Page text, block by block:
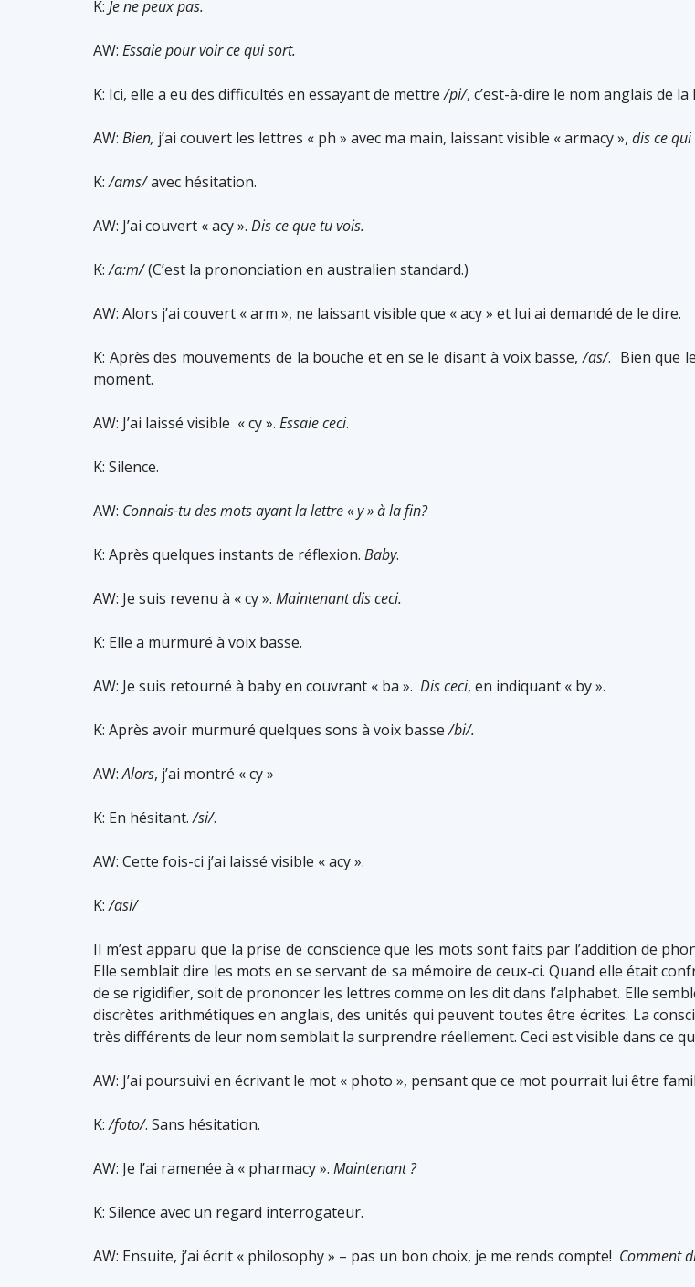
K: Je ne peux pas.
AW: Essaie pour voir ce qui sort.
K: Ici, elle a eu des difficultés en essayant de mettre/pi/, c’est-à-dire le nom anglais de
AW: Bien, j’ai couvert les lettres « ph » avec ma main, laissant visible « armacy », dis ce
K:/ams/avec hésitation.
AW: J’ai couvert « acy ». Dis ce que tu vois.
K:/a:m/(C’est la prononciation en australien standard.)
AW: Alors j’ai couvert « arm », ne laissant visible que « acy » et lui ai demandé de le dire.
K: Après des mouvements de la bouche et en se le disant à voix basse,/as/. Bien que
moment.
AW: J’ai laissé visible « cy ». Essaie ceci.
K: Silence.
AW: Connais-tu des mots ayant la lettre « y » à la fin?
K: Après quelques instants de réflexion. Baby.
AW: Je suis revenu à « cy ». Maintenant dis ceci.
K: Elle a murmuré à voix basse.
AW: Je suis retourné à baby en couvrant « ba ». Dis ceci, en indiquant « by ».
K: Après avoir murmuré quelques sons à voix basse/bi/.
AW:Alors, j’ai montré « cy »
K: En hésitant./si/.
AW: Cette fois-ci j’ai laissé visible « acy ».
K:/asi/
Il m’est apparu que la prise de conscience que les mots sont faits par l’addition de
Elle semblait dire les mots en se servant de sa mémoire de ceux-ci. Quand elle était
de se rigidifier, soit de prononcer les lettres comme on les dit dans l’alphabet. Elle
discrètes arithmétiques en anglais, des unités qui peuvent toutes être écrites. La
très différents de leur nom semblait la surprendre réellement. Ceci est visible dans ce
AW: J’ai poursuivi en écrivant le mot « photo », pensant que ce mot pourrait lui être
K:/foto/. Sans hésitation.
AW: Je l’ai ramenée à « pharmacy ». Maintenant ?
K: Silence avec un regard interrogateur.
AW: Ensuite, j’ai écrit « philosophy » – pas un bon choix, je me rends compte! Comment